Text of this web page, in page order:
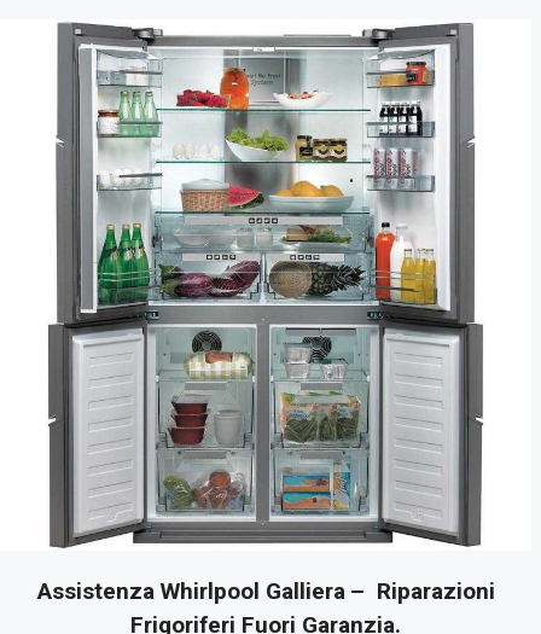
Assistenza Whirlpool Galliera – Riparazioni
Frigoriferi Fuori Garanzia.